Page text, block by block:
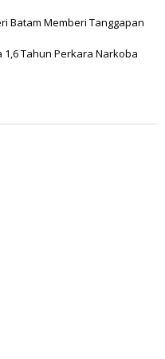
Batam Memberi Tanggapan
1,6 Tahun Perkara Narkoba